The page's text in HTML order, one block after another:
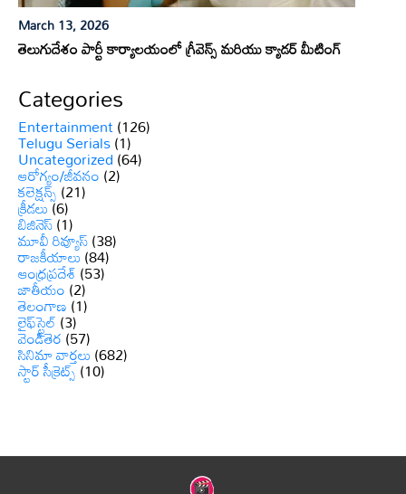
March 13, 2026
తెలుగుదేశం పార్టీ కార్యాలయంలో గ్రీవెన్స్ మరియు క్యాడర్ మీటింగ్
Categories
Entertainment(126)
Telugu Serials(1)
Uncategorized(64)
ఆరోగ్యం/జీవనం(2)
కలెక్షన్స్(21)
క్రీడలు(6)
బిజినెస్(1)
మూవీ రివ్యూస్(38)
రాజకీయాలు(84)
ఆంధ్రప్రదేశ్(53)
జాతీయం(2)
తెలంగాణ(1)
లైఫ్‌స్టైల్(3)
వెండితెర(57)
సినిమా వార్తలు(682)
స్టార్ సీక్రెట్స్(10)